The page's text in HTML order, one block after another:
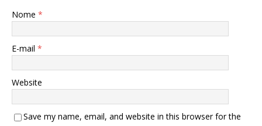
Nome *
E-mail *
Website
Save my name, email, and website in this browser for the